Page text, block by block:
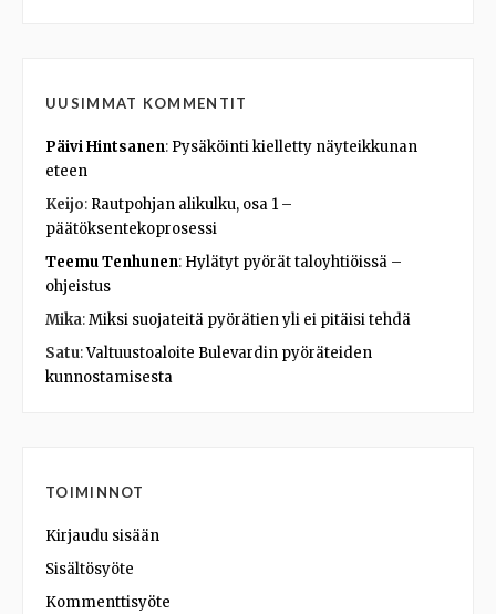
UUSIMMAT KOMMENTIT
Päivi Hintsanen: Pysäköinti kielletty näyteikkunan
eteen
Keijo: Rautpohjan alikulku, osa 1 –
päätöksentekoprosessi
Teemu Tenhunen: Hylätyt pyörät taloyhtiöissä –
ohjeistus
Mika:Miksi suojateitä pyörätien yli ei pitäisi tehdä
Satu:Valtuustoaloite Bulevardin pyöräteiden
kunnostamisesta
TOIMINNOT
Kirjaudu sisään
Sisältösyöte
Kommenttisyöte